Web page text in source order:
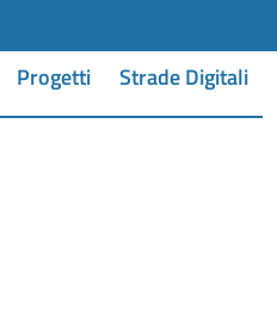
Progetti Strade Digitali